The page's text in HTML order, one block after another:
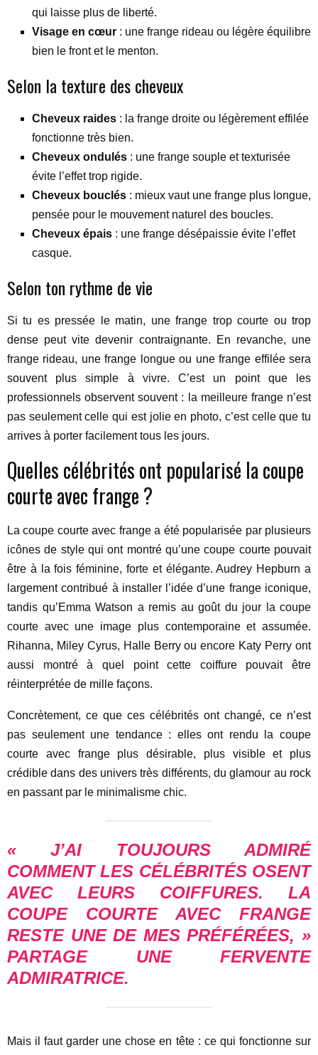
qui laisse plus de liberté.
Visage en cœur : une frange rideau ou légère équilibre
bien le front et le menton.
Selon la texture des cheveux
Cheveux raides : la frange droite ou légèrement effilée
fonctionne très bien.
Cheveux ondulés : une frange souple et texturisée
évite l’effet trop rigide.
Cheveux bouclés : mieux vaut une frange plus longue,
pensée pour le mouvement naturel des boucles.
Cheveux épais : une frange désépaissie évite l’effet
casque.
Selon ton rythme de vie
Si tu es pressée le matin, une frange trop courte ou trop
dense peut vite devenir contraignante. En revanche, une
frange rideau, une frange longue ou une frange effilée sera
souvent plus simple à vivre. C’est un point que les
professionnels observent souvent : la meilleure frange n’est
pas seulement celle qui est jolie en photo, c’est celle que tu
arrives à porter facilement tous les jours.
Quelles célébrités ont popularisé la coupe
courte avec frange ?
La coupe courte avec frange a été popularisée par plusieurs
icônes de style qui ont montré qu’une coupe courte pouvait
être à la fois féminine, forte et élégante. Audrey Hepburn a
largement contribué à installer l’idée d’une frange iconique,
tandis qu’Emma Watson a remis au goût du jour la coupe
courte avec une image plus contemporaine et assumée.
Rihanna, Miley Cyrus, Halle Berry ou encore Katy Perry ont
aussi montré à quel point cette coiffure pouvait être
réinterprétée de mille façons.
Concrètement, ce que ces célébrités ont changé, ce n’est
pas seulement une tendance : elles ont rendu la coupe
courte avec frange plus désirable, plus visible et plus
crédible dans des univers très différents, du glamour au rock
en passant par le minimalisme chic.
« J’AI TOUJOURS ADMIRÉ
COMMENT LES CÉLÉBRITÉS OSENT
AVEC LEURS COIFFURES. LA
COUPE COURTE AVEC FRANGE
RESTE UNE DE MES PRÉFÉRÉES, »
PARTAGE UNE FERVENTE
ADMIRATRICE.
Mais il faut garder une chose en tête : ce qui fonctionne sur